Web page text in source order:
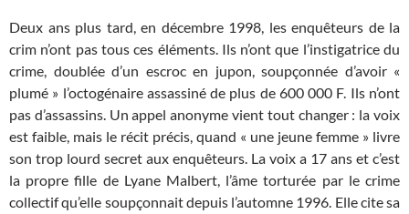
Deux ans plus tard, en décembre 1998, les enquêteurs de la
crim n’ont pas tous ces éléments. Ils n’ont que l’instigatrice du
crime, doublée d’un escroc en jupon, soupçonnée d’avoir «
plumé » l’octogénaire assassiné de plus de 600 000 F. Ils n’ont
pas d’assassins. Un appel anonyme vient tout changer : la voix
est faible, mais le récit précis, quand « une jeune femme » livre
son trop lourd secret aux enquêteurs. La voix a 17 ans et c’est
la propre fille de Lyane Malbert, l’âme torturée par le crime
collectif qu’elle soupçonnait depuis l’automne 1996. Elle cite sa